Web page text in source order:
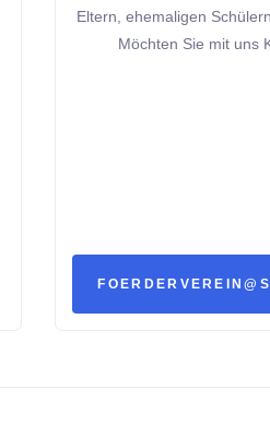
Eltern, ehemaligen
Möchten Sie mit uns